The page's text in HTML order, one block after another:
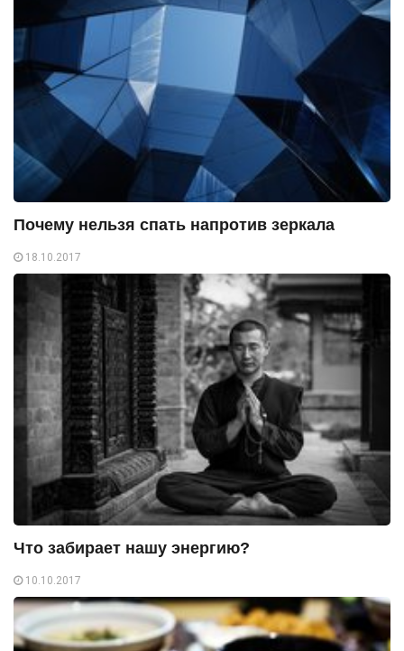
Почему нельзя спать напротив зеркала
18.10.2017
Что забирает нашу энергию?
10.10.2017